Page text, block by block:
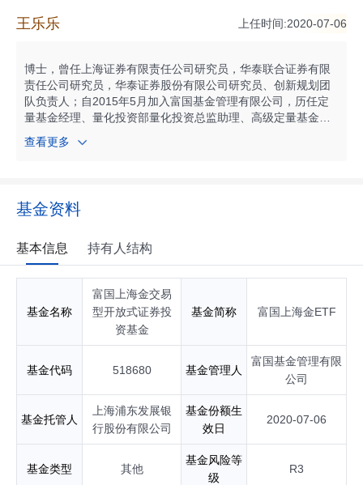
王乐乐 上任时间:2020-07-06
博士，曾任上海证券有限责任公司研究员，华泰联合证券有限
责任公司研究员，华泰证券股份有限公司研究员、创新规划团
队负责人；自2015年5月加入富国基金管理有限公司，历任定
量基金经理、量化投资部量化投资总监助理、高级定量基金经
理、量化投资部ETF投资总监；现任富国基金指数投资部总经
理，兼任富国基金高级定量基金经理。自2019年07月起任富国
基金经理；自2019年11月起任富国中证科技50策略交易型开放
式指数证券投资基金基金经理；自2020年02月起任富国中证科
自2020年03月起任富国中证医药50交易型开放式指数证券投资
基金基金经理；自2020年03月起任富国中证消费50交易型开放
式指数证券投资基金联接基金基金经理；自2020年07月起任富
国上海金交易型开放式证券投资基金基金经理；自2020年07月
起任富国上海金交易型开放式证券投资基金联接基金基金经
理；自2022年07月起任富国中证上海环交所碳中和交易型开放
式指数证券投资基金基金经理；自2022年11月起任富国中证A1
00交易型开放式指数证券投资基金基金经理；自2022年12月起
任富国北证50成份指数型证券投资基金基金经理；自2023年06
月起任富国中证上海环交所碳中和交易型开放式指数证券投资
基金联接基金基金经理；自2023年11月起任富国中证医药50交
易型开放式指数证券投资基金联接基金基金经理；自2024年06
月起任富国中证A100交易型开放式指数证券投资基金发起式联
接基金基金经理；自2024年09月起任富国中证A500交易型开
放式指数证券投资基金基金经理；自2024年11月起任富国中证
查看更多
基金资料
基本信息 持有人结构
基金名称
富国上海金交易
型开放式证券投
资基金
基金简称 富国上海金ETF
基金代码 518680 基金管理人
富国基金管理有限
公司
基金托管人
上海浦东发展银
行股份有限公司
基金份额生
效日
2020-07-06
基金类型 其他
基金风险等
级
R3